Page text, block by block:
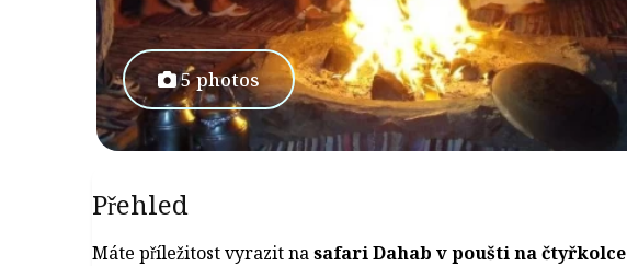
5 photos
Přehled
Máte příležitost vyrazit nasafari Dahab v poušti na čtyřkolce